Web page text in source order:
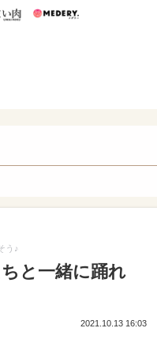
ン うまい肉
う♪
と一緒に踊れ
2021.10.13 16:03